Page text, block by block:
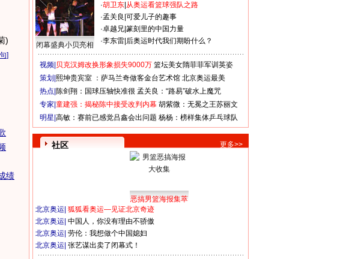
)
]
绩
闭幕盛典小贝亮相
·胡卫东 从奥运看篮球强队之路
·孟关良 可爱儿子的趣事
·卓越兄 篆刻里的中国力量
·李东雷 后奥运时代我们期盼什么？
视频| 贝克汉姆改换形象损失9000万 篮坛美女隋菲菲军训英姿
策划| 熙坤贵宾室 ：萨马兰奇做客金台艺术馆 北京奥运最美
热点| 陈剑翔：国球压轴快准很 孟关良：“路易”破水上魔咒
专家| 童建强：揭秘陈中接受改判内幕 胡紫微：无冕之王苏丽文
明星| 高敏：赛前已感觉吕鑫会出问题 杨杨：榜样集体乒乓球队
社区 更多>>
恶搞男篮海报集萃
北京奥运 狐狐看奥运—见证北京奇迹
北京奥运 中国人，你没有理由不骄傲
北京奥运 劳伦：我想做个中国媳妇
北京奥运 张艺谋出卖了闭幕式！